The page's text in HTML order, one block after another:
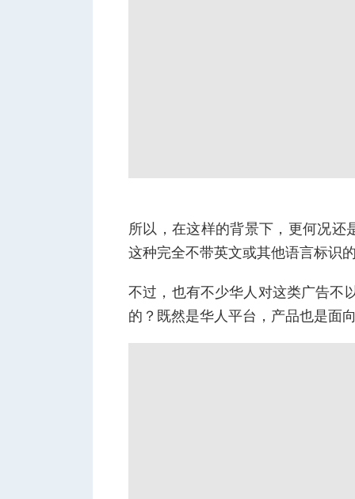
所以，在这样的背景下，更何况
这种完全不带英文或其他语言标识
不过，也有不少华人对这类广告不
的？既然是华人平台，产品也是面